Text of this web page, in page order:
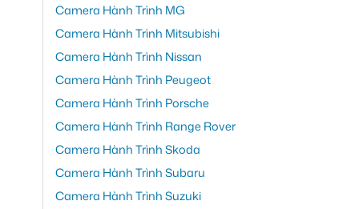
Camera Hành Trình MG
Camera Hành Trình Mitsubishi
Camera Hành Trình Nissan
Camera Hành Trình Peugeot
Camera Hành Trình Porsche
Camera Hành Trình Range Rover
Camera Hành Trình Skoda
Camera Hành Trình Subaru
Camera Hành Trình Suzuki